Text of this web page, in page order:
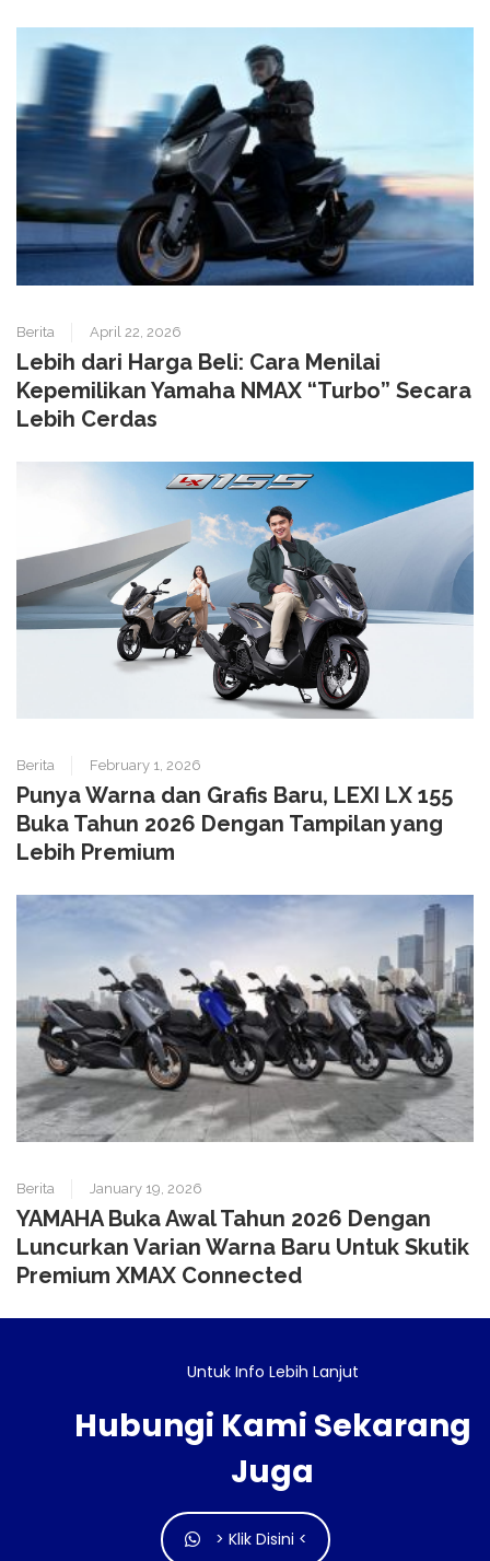
Berita April 22, 2026
Lebih dari Harga Beli: Cara Menilai
Kepemilikan Yamaha NMAX “Turbo” Secara
Lebih Cerdas
Berita February 1, 2026
Punya Warna dan Grafis Baru, LEXI LX 155
Buka Tahun 2026 Dengan Tampilan yang
Lebih Premium
Berita January 19, 2026
YAMAHA Buka Awal Tahun 2026 Dengan
Luncurkan Varian Warna Baru Untuk Skutik
Premium XMAX Connected
Untuk Info Lebih Lanjut
Hubungi Kami Sekarang
Juga
> Klik Disini <